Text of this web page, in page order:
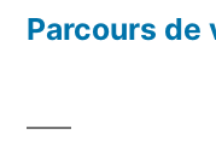
Parcours de